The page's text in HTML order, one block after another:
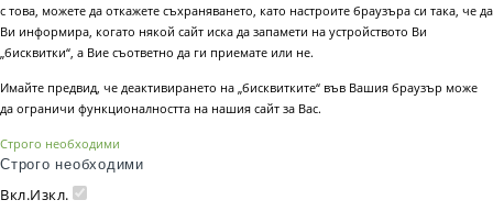
с това, можете да откажете съхраняването, като настроите браузъра си така, че да
Ви информира, когато някой сайт иска да запамети на устройството Ви
„бисквитки“, а Вие съответно да ги приемате или не.
Имайте предвид, че деактивирането на „бисквитките“ във Вашия браузър може
да ограничи функционалността на нашия сайт за Вас.
Строго необходими
Строго необходими
Вкл.Изкл.